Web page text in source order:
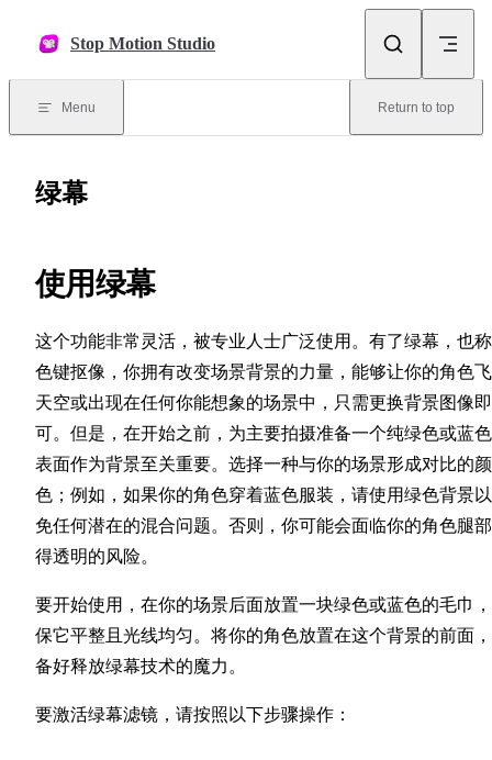
Stop Motion Studio
Menu Return to top
绿幕
使用绿幕
这个功能非常灵活，被专业人士广泛使用。有了绿幕，也
色键抠像，你拥有改变场景背景的力量，能够让你的角色
天空或出现在任何你能想象的场景中，只需更换背景图像即
可。但是，在开始之前，为主要拍摄准备一个纯绿色或蓝
表面作为背景至关重要。选择一种与你的场景形成对比的颜
色；例如，如果你的角色穿着蓝色服装，请使用绿色背景
免任何潜在的混合问题。否则，你可能会面临你的角色腿
得透明的风险。
要开始使用，在你的场景后面放置一块绿色或蓝色的毛巾
保它平整且光线均匀。将你的角色放置在这个背景的前面
备好释放绿幕技术的魔力。
要激活绿幕滤镜，请按照以下步骤操作：